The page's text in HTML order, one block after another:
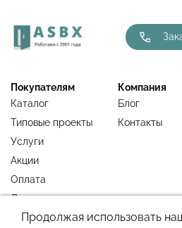
Покупателям
Каталог
Типовые проекты
Услуги
Акции
Оплата
Доставка
Гарантия
Компания
Блог
Контакты
Продолжая использовать